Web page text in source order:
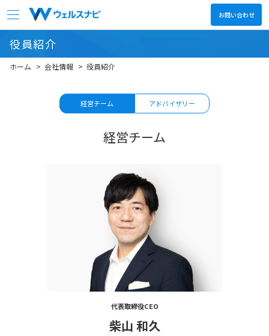
会社情報
日本語 English
お問い合わせ
役員紹介
ホーム 会社情報 役員紹介
経営チーム アドバイザリー
経営チーム
代表取締役CEO
柴山 和久